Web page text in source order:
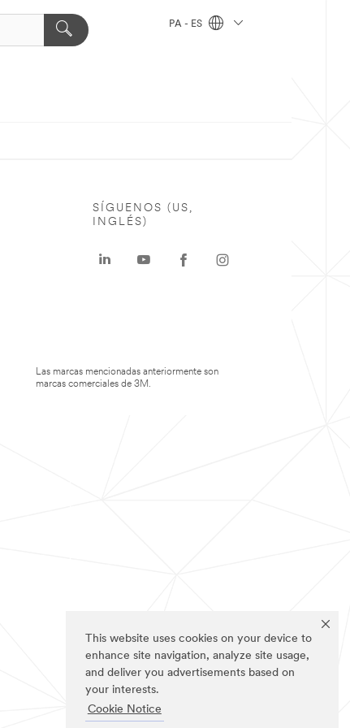
This website uses cookies on your device to
enhance site navigation, analyze site usage,
and deliver you advertisements based on
your interests.
Cookie Notice
PA - ES
SÍGUENOS (US,
INGLÉS)
Las marcas mencionadas anteriormente son
marcas comerciales de 3M.